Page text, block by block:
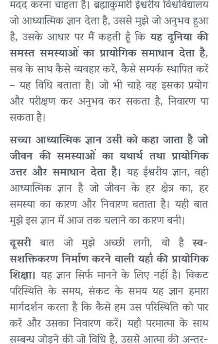
मदद करना चाहता है। ब्रह्माकुमारी ईश्वरीय विश्वविद्यालय
जो आध्यात्मिक ज्ञान देता है, उससे मुझे जो अनुभव हुआ
है, उसके आधार पर मैं कहती हूँ कियह दुनिया की
समस्त समस्याओं का प्रायोगिक समाधान देता है,
सब के साथ कैसे व्यवहार करें, कैसे सम्पर्क स्थापित करें
– यह विधि बताता है। जो भी चाहे वह इसका प्रयोग
और परीक्षण कर अनुभव कर सकता है, निवारण पा
सकता है।
सच्चा आध्यात्मिक ज्ञान उसी को कहा जाता है जो
जीवन की समस्याओं का यथार्थ तथा प्रायोगिक
उत्तर और समाधान देता है। यह ईश्वरीय ज्ञान, वही
आध्यात्मिक ज्ञान है जो जीवन के हर क्षेत्र का, हर
समस्या का कारण और निवारण बताता है। यही बात
मुझे इस ज्ञान में आज तक चलाने का कारण बनी।
दूसरीबात जो मुझे अच्छी लगी, वो हैस्व-
सशक्तिकरण निर्माण करने वाली यहाँ की प्रायोगिक
शिक्षा। यह ज्ञान सिर्फ मानने के लिए नहीं है। विकट
परिस्थिति के समय, संकट के समय यह ज्ञान हमारा
मार्गदर्शन करता है कि कैसे हम उस परिस्थिति को पार
करें और उसका निवारण करें। यहाँ परमात्मा के साथ